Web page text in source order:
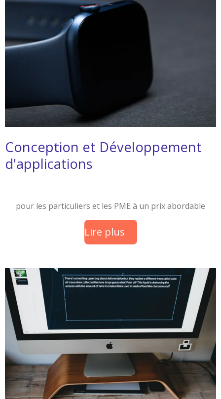
Conception et Développement
d'applications
pour les particuliers et les PME à un prix abordable
Lire plus